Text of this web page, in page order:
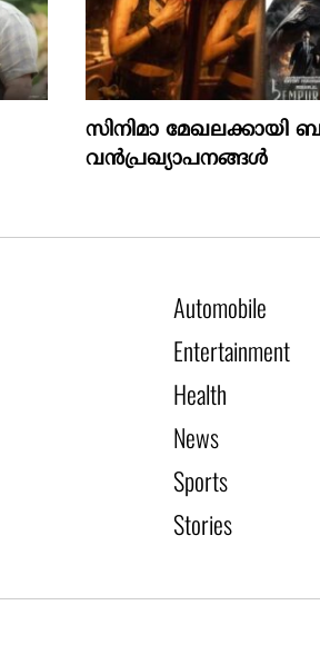
സിനിമാ മേഖലക്കായി
വൻപ്രഖ്യാപനങ്ങൾ
Automobile
Entertainment
Health
News
Sports
Stories